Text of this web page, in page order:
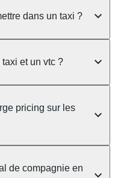
dans un taxi ?
3 bagages
champ "Message
Le prix n'est
et un vtc ?
la rue, à une
tarif au
annoncé à
votre
pricing sur les
un barème
de compagnie en